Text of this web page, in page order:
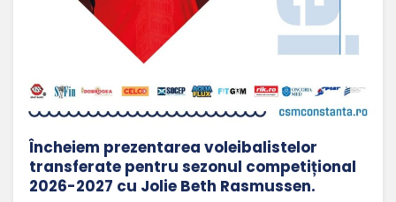
Încheiem prezentarea voleibalistelor
transferate pentru sezonul competițional
2026-2027 cu Jolie Beth Rasmussen.